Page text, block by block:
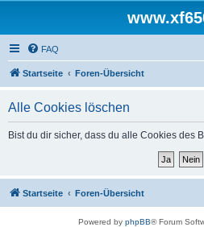
FAQ
Startseite Foren-Übersicht
Alle Cookies löschen
Bist du dir sicher, dass du alle Cookies des
Startseite Foren-Übersicht
Powered by phpBB® Forum